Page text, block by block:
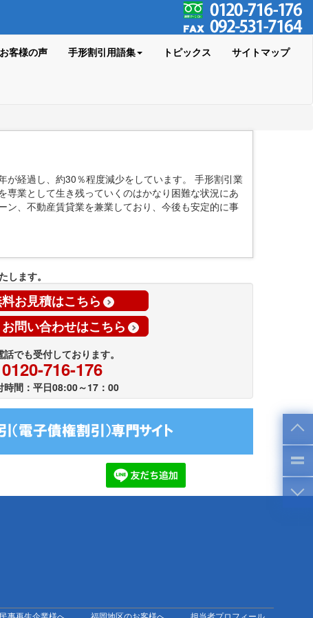
お客様の声 手形割引用語集 トピックス サイトマップ
経過し、約30％程度減少をしています。 手形割引業
業として生き残っていくのはかなり困難な状況にあ
、不動産賃貸業を兼業しており、今後も安定的に事
ます。
お見積はこちら
問い合わせはこちら
話でも受付しております。
0120-716-176
時間：平日08:00～17：00